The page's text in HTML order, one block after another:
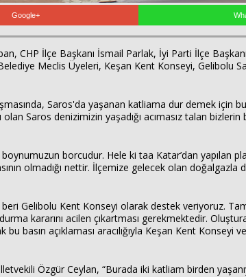
Google+
CHP İlçe Başkanı İsmail Parlak, İyi Parti İlçe
Meclis Üyeleri, Keşan Kent Konseyi, Gelibolu
Saros'da yaşanan katliama dur demek için
Saros denizimizin yaşadığı acımasız talan
borcudur. Hele ki taa Katar’dan yapılan
olmadığı nettir. İlçemize gelecek olan doğalgazla
Gelibolu Kent Konseyi olarak destek veriyoruz.
kararını acilen çıkartması gerekmektedir.
basın açıklaması aracılığıyla Keşan Kent Konseyi
Özgür Ceylan, “Burada iki katliam birden